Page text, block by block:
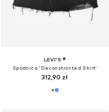
LEVI'S ®
Spódnica 'Deconstructed Skirt'
312,90 zł